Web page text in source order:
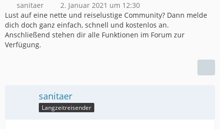
sanitaer
2. Januar 2021 um 12:30
Lust auf eine nette und reiselustige Community? Dann melde
dich doch ganz einfach, schnell und kostenlos an.
Anschließend stehen dir alle Funktionen im Forum zur
Verfügung.
sanitaer
Langzeitreisender